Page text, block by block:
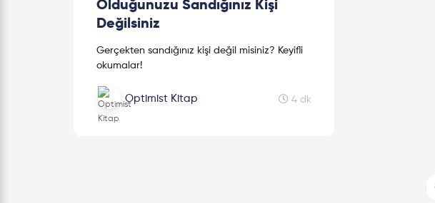
Olduğunuzu Sandığınız Kişi
Değilsiniz
Gerçekten sandığınız kişi değil misiniz? Keyifli
okumalar!
Optimist Kitap 4 dk